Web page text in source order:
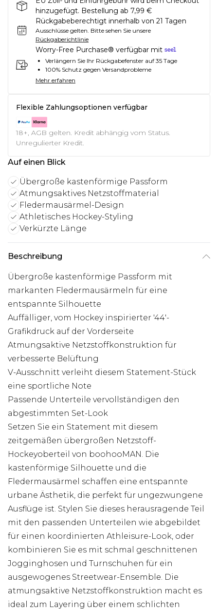
hinzugefügt. Bestellung ab 7,99 €
Rückgabeberechtigt innerhalb von 21 Tagen
Ausschlüsse gelten. Bitte sehen Sie unsere
Rückgaberichtlinie
Worry-Free Purchase® verfügbar mit
Verlängern Sie Ihr Rückgabefenster auf 35 Tage
100% Schutz gegen Versandprobleme
Mehr erfahren
Flexible Zahlungsoptionen verfügbar
18+, AGB gelten. Kredit abhängig vom Status.
Unregulierter Kredit.
Auf einen Blick
Übergroße kastenförmige Passform
Atmungsaktives Netzstoffmaterial
Fledermausärmel-Design
Athletisches Hockey-Styling
Verkürzte Länge
Beschreibung
Übergroße kastenförmige Passform mit
markanten Fledermausärmeln für eine
entspannte Silhouette
Auffälliger, vom Hockey inspirierter '44'-
Grafikdruck auf der Vorderseite
Atmungsaktive Netzstoffkonstruktion für
verbesserte Belüftung
V-Ausschnitt verleiht diesem Statement-Stück
eine sportliche Note
Passende Unterteile vervollständigen den
abgestimmten Set-Look
Setzen Sie ein Statement mit diesem
zeitgemäßen übergroßen Netzstoff-
Hockeyoberteil von boohooMAN. Die
kastenförmige Silhouette und die
Fledermausärmel schaffen eine entspannte
urbane Ästhetik, die perfekt für ungezwungene
Ausflüge ist. Stylen Sie dieses herausragende Teil
mit den passenden Unterteilen wie abgebildet
für einen koordinierten Athleisure-Look, oder
kombinieren Sie es mit schmal geschnittenen
Jogginghosen und Turnschuhen für ein
ausgewogenes Streetwear-Ensemble. Die
atmungsaktive Netzstoffkonstruktion macht es
ideal zum Layering über einem schlichten